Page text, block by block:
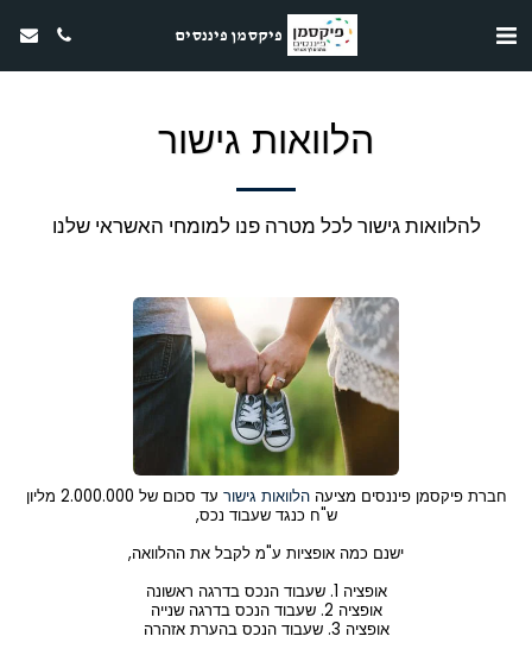
פיקסמן פיננסים
הלוואות גישור
להלוואות גישור לכל מטרה פנו למומחי האשראי שלנו
חברת פיקסמן פיננסים מציעההלוואות גישור
עד סכום של 2.000.000 מליון
ש"ח כנגד שעבוד נכס,
ישנם כמה אופציות ע"מ לקבל את ההלוואה,
אופציה 1. שעבוד הנכס בדרגה ראשונה
אופציה 2. שעבוד הנכס בדרגה שנייה
אופציה 3. שעבוד הנכס בהערת אזהרה